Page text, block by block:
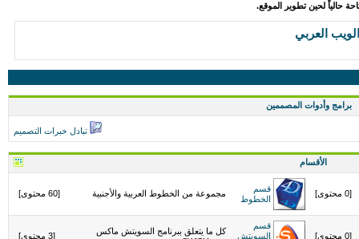
حالياً لحين تطوير الموقع.
العربي
برامج وأدوات المصممين
تبادل خبرات التصميم
الأقسام
[0 محتوى]
قسم
الخطوط
مجموعة من الخطوط العربية والأجنبية [60 محتوى]
[0 محتوى]
قسم
السويتش
كل ما يتعلق ببرنامج السويتش ماكس
[3 محتوى]